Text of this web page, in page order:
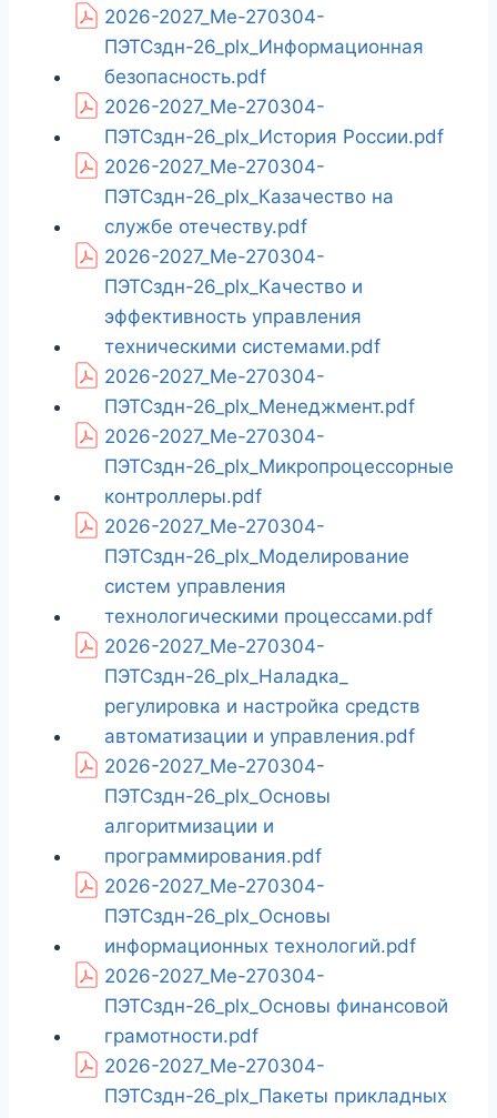
2026-2027_Ме-270304-
ПЭТСздн-26_plx_Информационная
безопасность.pdf
2026-2027_Ме-270304-
ПЭТСздн-26_plx_История России.pdf
2026-2027_Ме-270304-
ПЭТСздн-26_plx_Казачество на
службе отечеству.pdf
2026-2027_Ме-270304-
ПЭТСздн-26_plx_Качество и
эффективность управления
техническими системами.pdf
2026-2027_Ме-270304-
ПЭТСздн-26_plx_Менеджмент.pdf
2026-2027_Ме-270304-
ПЭТСздн-26_plx_Микропроцессорные
контроллеры.pdf
2026-2027_Ме-270304-
ПЭТСздн-26_plx_Моделирование
систем управления
технологическими процессами.pdf
2026-2027_Ме-270304-
ПЭТСздн-26_plx_Наладка_
регулировка и настройка средств
автоматизации и управления.pdf
2026-2027_Ме-270304-
ПЭТСздн-26_plx_Основы
алгоритмизации и
программирования.pdf
2026-2027_Ме-270304-
ПЭТСздн-26_plx_Основы
информационных технологий.pdf
2026-2027_Ме-270304-
ПЭТСздн-26_plx_Основы финансовой
грамотности.pdf
2026-2027_Ме-270304-
ПЭТСздн-26_plx_Пакеты прикладных